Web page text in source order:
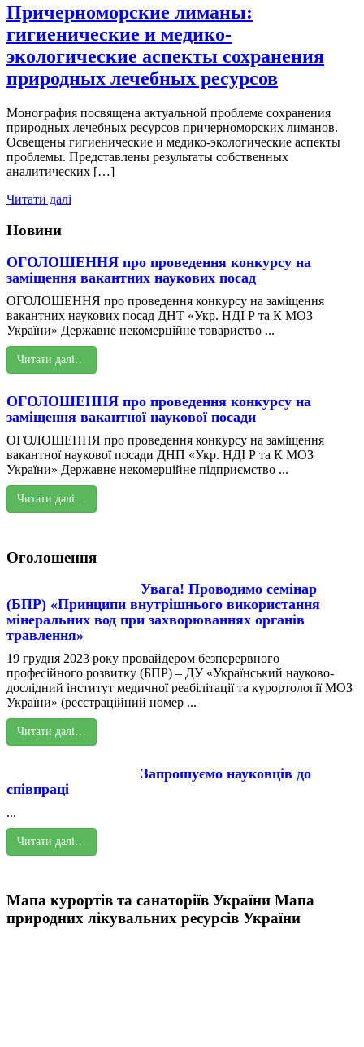
Причерноморские лиманы:
гигиенические и медико-
экологические аспекты сохранения
природных лечебных ресурсов
Монография посвящена актуальной проблеме сохранения
природных лечебных ресурсов причерноморских лиманов.
Освещены гигиенические и медико-экологические аспекты
проблемы. Представлены результаты собственных
аналитических […]
Читати далі
Новини
ОГОЛОШЕННЯ про проведення конкурсу на
заміщення вакантних наукових посад
ОГОЛОШЕННЯ про проведення конкурсу на заміщення
вакантних наукових посад ДНТ «Укр. НДІ Р та К МОЗ
України» Державне некомерційне товариство ...
Читати далі…
ОГОЛОШЕННЯ про проведення конкурсу на
заміщення вакантної наукової посади
ОГОЛОШЕННЯ про проведення конкурсу на заміщення
вакантної наукової посади ДНП «Укр. НДІ Р та К МОЗ
України» Державне некомерційне підприємство ...
Читати далі…
Оголошення
Увага! Проводимо семінар
(БПР) «Принципи внутрішнього використання
мінеральних вод при захворюваннях органів
травлення»
19 грудня 2023 року провайдером безперервного
професійного розвитку (БПР) – ДУ «Український науково-
дослідний інститут медичної реабілітації та курортології МОЗ
України» (реєстраційний номер ...
Читати далі…
Запрошуємо науковців до
співпраці
...
Читати далі…
Мапа курортів та санаторіїв України Мапа
природних лікувальних ресурсів України